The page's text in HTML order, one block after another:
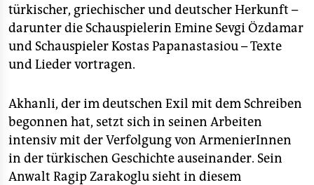
epaper login
türkischer, griechischer und deutscher Herkunft –
darunter die Schauspielerin Emine Sevgi Özdamar
und Schauspieler Kostas Papanastasiou – Texte
und Lieder vortragen.
Akhanli, der im deutschen Exil mit dem Schreiben
begonnen hat, setzt sich in seinen Arbeiten
intensiv mit der Verfolgung von ArmenierInnen
in der türkischen Geschichte auseinander. Sein
Anwalt Ragip Zarakoglu sieht in diesem